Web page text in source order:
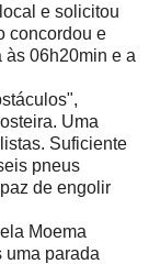
e solicitou
concordou e
às 06h20min e a
Uma
Suficiente
pneus
de engolir
Moema
uma parada